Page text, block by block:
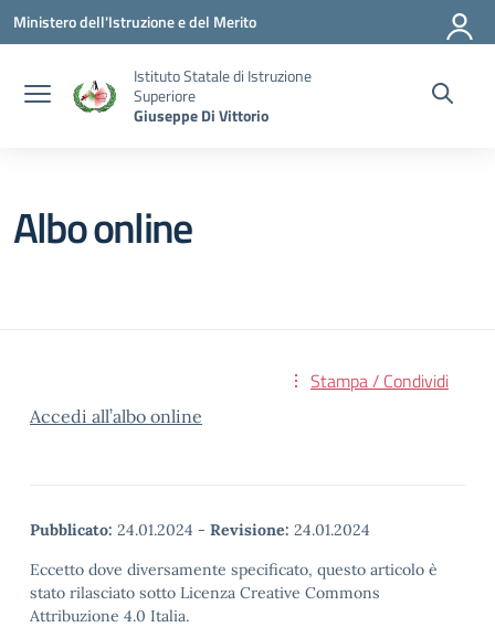
Vai ai contenuti
Vai al menu di navigazione
Vai al footer
Ministero dell'Istruzione e del Merito
Istituto Statale di Istruzione
Superiore
Giuseppe Di Vittorio
Albo online
Stampa / Condividi
Accedi all’albo online
Pubblicato: 24.01.2024 - Revisione: 24.01.2024
Eccetto dove diversamente specificato, questo articolo è
stato rilasciato sotto Licenza Creative Commons
Attribuzione 4.0 Italia.